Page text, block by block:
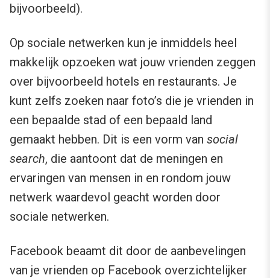
bijvoorbeeld).
Op sociale netwerken kun je inmiddels heel
makkelijk opzoeken wat jouw vrienden zeggen
over bijvoorbeeld hotels en restaurants. Je
kunt zelfs zoeken naar foto’s die je vrienden in
een bepaalde stad of een bepaald land
gemaakt hebben. Dit is een vorm van social
search, die aantoont dat de meningen en
ervaringen van mensen in en rondom jouw
netwerk waardevol geacht worden door
sociale netwerken.
Facebook beaamt dit door de aanbevelingen
van je vrienden op Facebook overzichtelijker